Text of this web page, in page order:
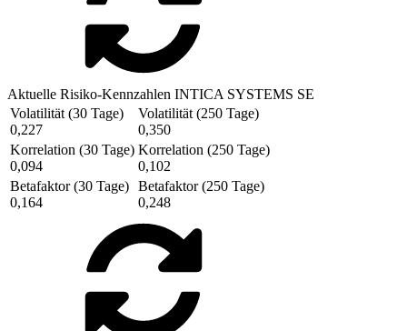
Aktuelle Risiko-Kennzahlen INTICA SYSTEMS SE
Volatilität (30 Tage)
0,227
Volatilität (250 Tage)
0,350
Korrelation (30 Tage)
0,094
Korrelation (250 Tage)
0,102
Betafaktor (30 Tage)
0,164
Betafaktor (250 Tage)
0,248